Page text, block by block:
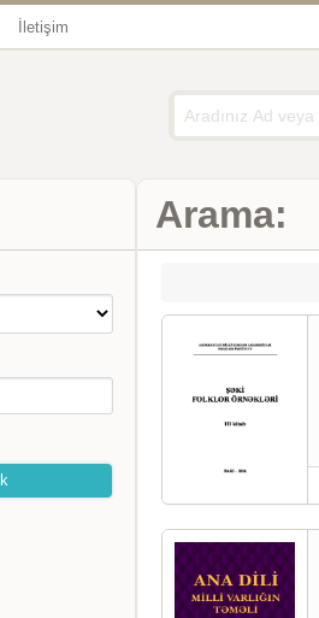
İletişim
Arama: